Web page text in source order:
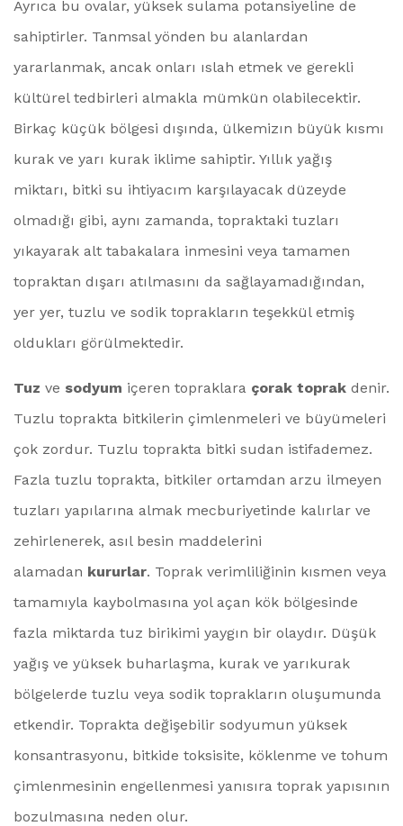
Ayrıca bu ovalar, yüksek sulama potansiyeline de
sahiptirler. Tanmsal yönden bu alanlardan
yararlanmak, ancak onları ıslah etmek ve gerekli
kültürel tedbirleri almakla mümkün olabilecektir.
Birkaç küçük bölgesi dışında, ülkemizın büyük kısmı
kurak ve yarı kurak iklime sahiptir. Yıllık yağış
miktarı, bitki su ihtiyacım karşılayacak düzeyde
olmadığı gibi, aynı zamanda, topraktaki tuzları
yıkayarak alt tabakalara inmesini veya tamamen
topraktan dışarı atılmasını da sağlayamadığından,
yer yer, tuzlu ve sodik toprakların teşekkül etmiş
oldukları görülmektedir.
Tuz ve sodyum içeren topraklara çorak toprak denir.
Tuzlu toprakta bitkilerin çimlenmeleri ve büyümeleri
çok zordur. Tuzlu toprakta bitki sudan istifademez.
Fazla tuzlu toprakta, bitkiler ortamdan arzu ilmeyen
tuzları yapılarına almak mecburiyetinde kalırlar ve
zehirlenerek, asıl besin maddelerini
alamadan kururlar. Toprak verimliliğinin kısmen veya
tamamıyla kaybolmasına yol açan kök bölgesinde
fazla miktarda tuz birikimi yaygın bir olaydır. Düşük
yağış ve yüksek buharlaşma, kurak ve yarıkurak
bölgelerde tuzlu veya sodik toprakların oluşumunda
etkendir. Toprakta değişebilir sodyumun yüksek
konsantrasyonu, bitkide toksisite, köklenme ve tohum
çimlenmesinin engellenmesi yanısıra toprak yapısının
bozulmasına neden olur.